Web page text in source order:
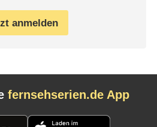
anmelden
fernsehserien.de App